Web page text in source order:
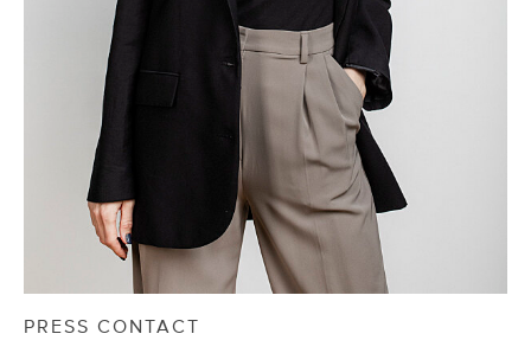
PRESS CONTACT